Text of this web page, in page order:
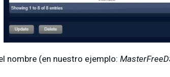
nombre (en nuestro ejemplo: